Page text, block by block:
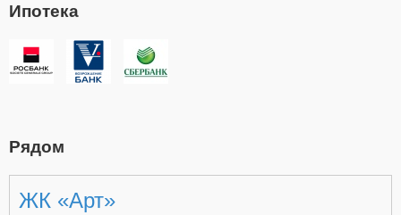
Ипотека
Рядом
ЖК «Арт»